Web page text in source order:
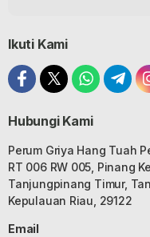
Ikuti Kami
Hubungi Kami
Perum Griya Hang Tuah
RT 006 RW 005, Pinang
Tanjungpinang Timur,
Kepulauan Riau, 29122
Email